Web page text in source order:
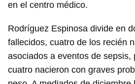
en el centro médico.
Rodríguez Espinosa divide en
fallecidos, cuatro de los recién
asociados a eventos de sepsis,
cuatro nacieron con graves